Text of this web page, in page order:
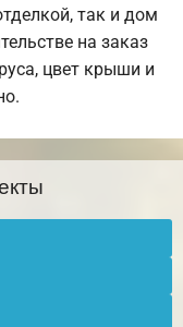
так и дом
на заказ
цвет крыши и